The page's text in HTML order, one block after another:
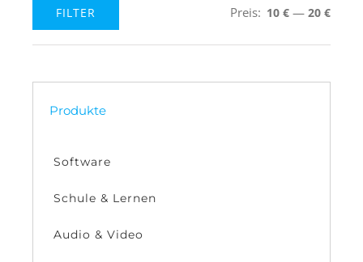
Preis
Preis
FILTER Preis: 10 € — 20 €
Produkte
Software
Schule & Lernen
Audio & Video